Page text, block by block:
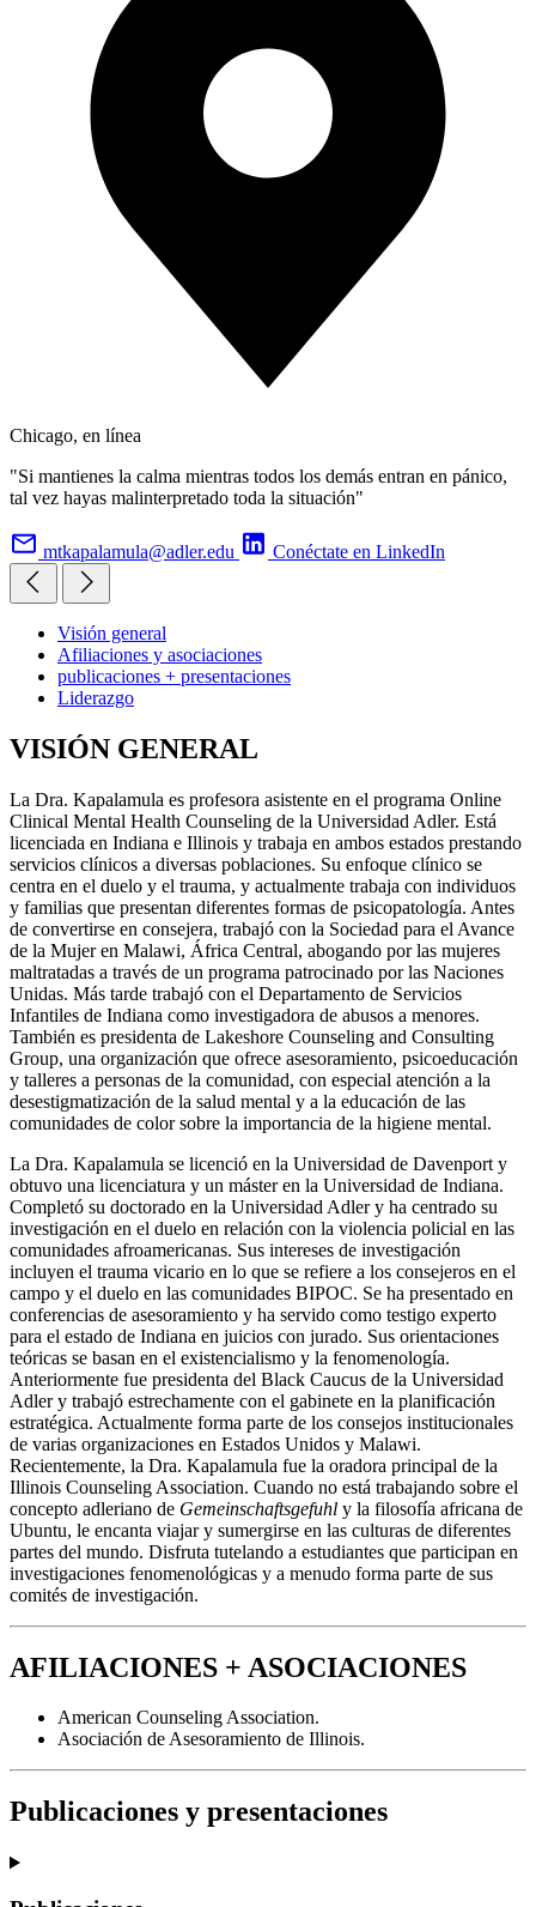
Chicago, en línea
"Si mantienes la calma mientras todos los demás entran en pánico,
tal vez hayas malinterpretado toda la situación"
mtkapalamula@adler.edu Conéctate en LinkedIn
Visión general
Afiliaciones y asociaciones
publicaciones + presentaciones
Liderazgo
VISIÓN GENERAL
La Dra. Kapalamula es profesora asistente en el programa Online
Clinical Mental Health Counseling de la Universidad Adler. Está
licenciada en Indiana e Illinois y trabaja en ambos estados prestando
servicios clínicos a diversas poblaciones. Su enfoque clínico se
centra en el duelo y el trauma, y actualmente trabaja con individuos
y familias que presentan diferentes formas de psicopatología. Antes
de convertirse en consejera, trabajó con la Sociedad para el Avance
de la Mujer en Malawi, África Central, abogando por las mujeres
maltratadas a través de un programa patrocinado por las Naciones
Unidas. Más tarde trabajó con el Departamento de Servicios
Infantiles de Indiana como investigadora de abusos a menores.
También es presidenta de Lakeshore Counseling and Consulting
Group, una organización que ofrece asesoramiento, psicoeducación
y talleres a personas de la comunidad, con especial atención a la
desestigmatización de la salud mental y a la educación de las
comunidades de color sobre la importancia de la higiene mental.
La Dra. Kapalamula se licenció en la Universidad de Davenport y
obtuvo una licenciatura y un máster en la Universidad de Indiana.
Completó su doctorado en la Universidad Adler y ha centrado su
investigación en el duelo en relación con la violencia policial en las
comunidades afroamericanas. Sus intereses de investigación
incluyen el trauma vicario en lo que se refiere a los consejeros en el
campo y el duelo en las comunidades BIPOC. Se ha presentado en
conferencias de asesoramiento y ha servido como testigo experto
para el estado de Indiana en juicios con jurado. Sus orientaciones
teóricas se basan en el existencialismo y la fenomenología.
Anteriormente fue presidenta del Black Caucus de la Universidad
Adler y trabajó estrechamente con el gabinete en la planificación
estratégica. Actualmente forma parte de los consejos institucionales
de varias organizaciones en Estados Unidos y Malawi.
Recientemente, la Dra. Kapalamula fue la oradora principal de la
Illinois Counseling Association. Cuando no está trabajando sobre el
concepto adleriano de Gemeinschaftsgefuhl y la filosofía africana de
Ubuntu, le encanta viajar y sumergirse en las culturas de diferentes
partes del mundo. Disfruta tutelando a estudiantes que participan en
investigaciones fenomenológicas y a menudo forma parte de sus
comités de investigación.
AFILIACIONES + ASOCIACIONES
American Counseling Association.
Asociación de Asesoramiento de Illinois.
Publicaciones y presentaciones